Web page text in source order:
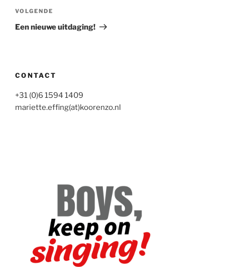
Volgend
bericht
VOLGENDE
Een nieuwe uitdaging!
CONTACT
+31 (0)6 1594 1409
mariette.effing(at)koorenzo.nl